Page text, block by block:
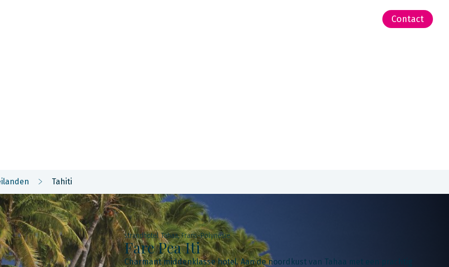
Contact
Tahiti
strandhotel Tahaa, Frans-Polynesië
Fare Pea Iti
Charmant middenklasse hotel. Aan de noordkust van Tahaa met een prachtig